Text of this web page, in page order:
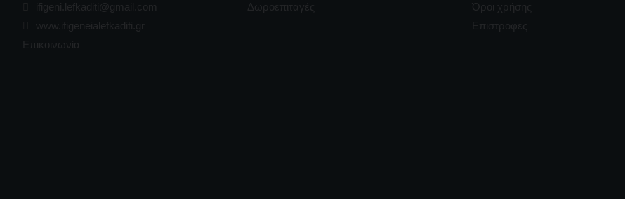
ifigeni.lefkaditi@gmail.com
www.ifigeneialefkaditi.gr
Επικοινωνία
Δωροεπιταγές
Όροι χρήσης
Επιστροφές